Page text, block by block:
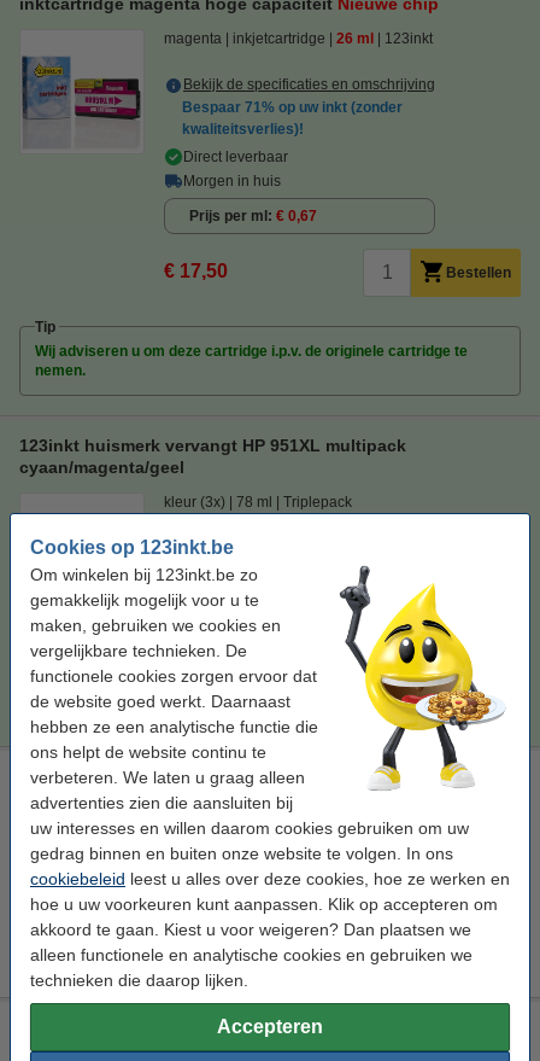
Cookies op 123inkt.be
Om winkelen bij 123inkt.be zo
gemakkelijk mogelijk voor u te
maken, gebruiken we cookies en
vergelijkbare technieken. De
functionele cookies zorgen ervoor dat
de website goed werkt. Daarnaast
hebben ze een analytische functie die
ons helpt de website continu te
verbeteren. We laten u graag alleen
advertenties zien die aansluiten bij
uw interesses en willen daarom cookies gebruiken om uw
gedrag binnen en buiten onze website te volgen. In ons
cookiebeleid leest u alles over deze cookies, hoe ze werken en
hoe u uw voorkeuren kunt aanpassen. Klik op accepteren om
akkoord te gaan. Kiest u voor weigeren? Dan plaatsen we
alleen functionele en analytische cookies en gebruiken we
technieken die daarop lijken.
Accepteren
magenta inkjetcartridge 26 ml 123inkt
Bekijk de specificaties en omschrijving
Bespaar 71% op uw inkt (zonder
kwaliteitsverlies)!
Direct leverbaar
Morgen in huis
Prijs per ml € 0,67
€ 17,50 Bestellen
Tip
Wij adviseren u om deze cartridge i.p.v. de originele cartridge te
nemen.
123inkt huismerk vervangt HP 951XL multipack
cyaan/magenta/geel
kleur (3x) 78 ml Triplepack
Bekijk de specificaties en omschrijving
Direct leverbaar
Morgen in huis
Prijs per ml € 0,66
€ 51,50 Bestellen
123inkt huismerk vervangt HP reinigingsset: HP 950XL zwart/
HP 951XL cyaan/magenta/geel
Bekijk de specificaties en omschrijving
€ 29,50
123inkt huismerk vervangt HP 951XL (CN047AE)
reinigingscartridge magenta hoge capaciteit